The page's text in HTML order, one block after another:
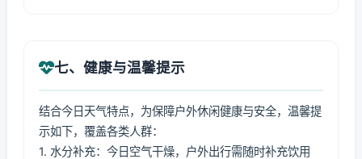
七、健康与温馨提示
结合今日天气特点，为保障户外休闲健康与安全，温馨提
示如下，覆盖各类人群：
1. 水分补充：今日空气干燥，户外出行需随时补充饮用